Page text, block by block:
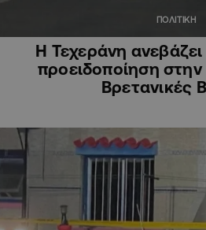
ΠΟΛΙΤΙΚΗ
Η Τεχεράνη
προειδοποίηση στην
Βρετανικές